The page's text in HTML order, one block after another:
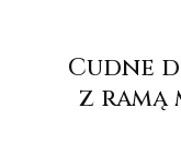
Cudne
z ramą